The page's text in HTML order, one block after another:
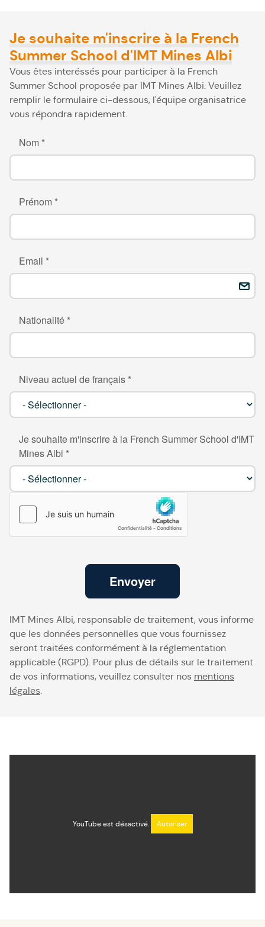
Je souhaite m'inscrire à la French
Summer School d'IMT Mines Albi
Vous êtes interéssés pour participer à la French
Summer School proposée par IMT Mines Albi. Veuillez
remplir le formulaire ci-dessous, l'équipe organisatrice
vous répondra rapidement.
Nom *
Prénom *
Email *
Nationalité *
Niveau actuel de français *
Je souhaite m'inscrire à la French Summer School d'IMT
Mines Albi *
Envoyer
IMT Mines Albi, responsable de traitement, vous informe
que les données personnelles que vous fournissez
seront traitées conformément à la réglementation
applicable (RGPD). Pour plus de détails sur le traitement
de vos informations, veuillez consulter nos mentions
légales
YouTube est désactivé. Autoriser